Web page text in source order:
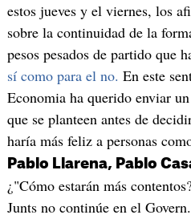
estos jueves y el viernes, los
sobre la continuidad de la
pesos pesados de partido que
sí como para el no. En este
Economia ha querido enviar
que se planteen antes de
haría más feliz a personas
Pablo Llarena, Pablo
¿"Cómo estarán más
Junts no continúe en el